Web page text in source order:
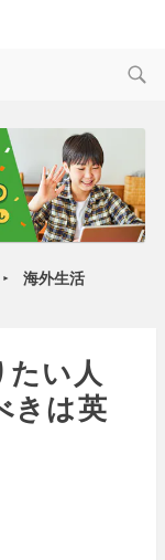
► 海外生活
たい人
きは英